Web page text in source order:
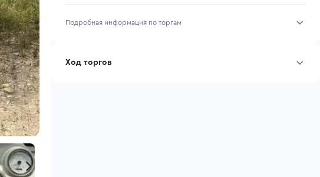
Подробная информация по торгам
Ход торгов